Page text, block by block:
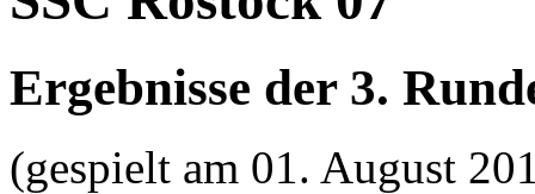
Ergebnisse der 3.
(gespielt am 01. August